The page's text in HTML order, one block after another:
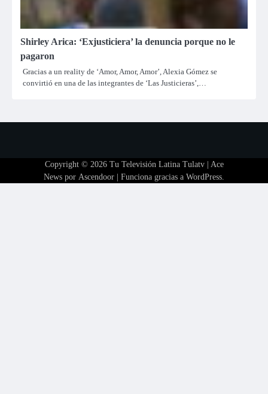
Shirley Arica: ‘Exjusticiera’ la denuncia porque no le
pagaron
Gracias a un reality de ‘Amor, Amor, Amor’, Alexia Gómez se
convirtió en una de las integrantes de ‘Las Justicieras’,…
Copyright © 2026 Tu Televisión Latina Tulatv| Ace
News por Ascendoor | Funciona gracias a WordPress.